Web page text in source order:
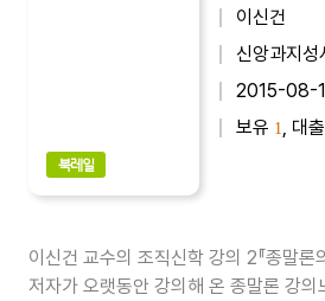
북레일
이신건
신앙과지성
2015-08-
보유 1 , 대출
이신건 교수의 조직신학 강의 2『종말론
저자가 오랫동안 강의해 온 종말론 강